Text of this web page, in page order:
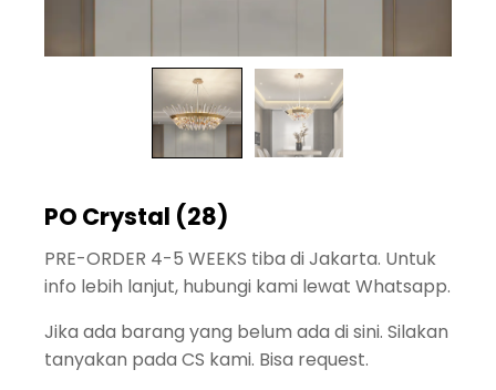
PO Crystal (28)
PRE-ORDER 4-5 WEEKS tiba di Jakarta. Untuk
info lebih lanjut, hubungi kami lewat Whatsapp.
Jika ada barang yang belum ada di sini. Silakan
tanyakan pada CS kami. Bisa request.